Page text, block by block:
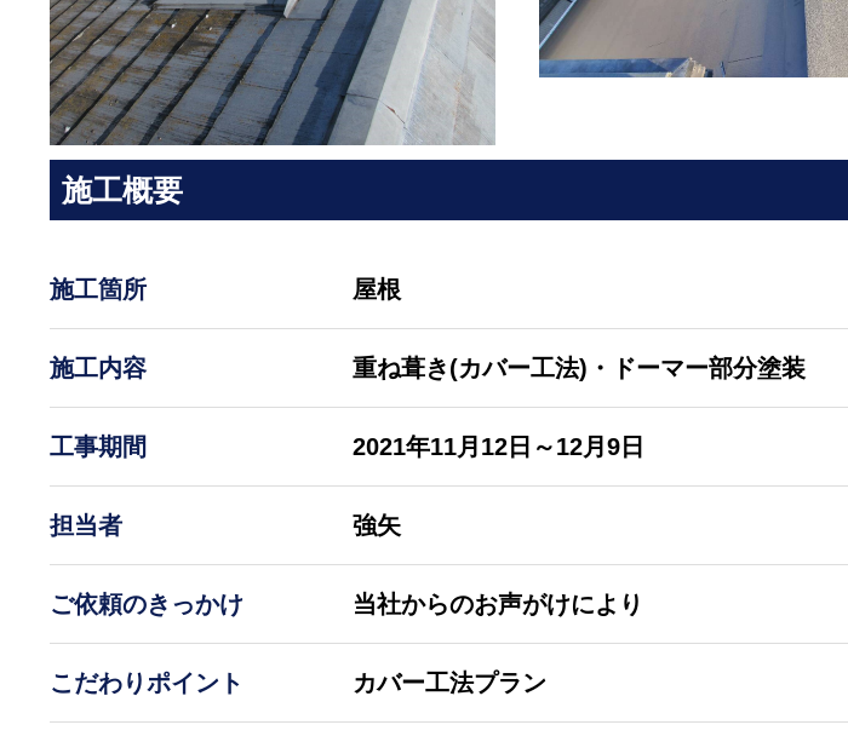
施工概要
施工箇所 屋根
施工内容 重ね葺き(カバー工法)・ドーマー部分塗装
工事期間 2021年11月12日～12月9日
担当者 強矢
ご依頼のきっかけ 当社からのお声がけにより
こだわりポイント カバー工法プラン